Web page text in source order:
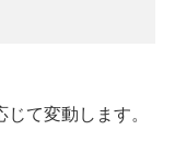
て変動します。